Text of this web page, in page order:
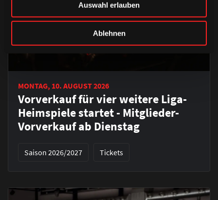
Auswahl erlauben
Ablehnen
MONTAG, 10. AUGUST 2026
Vorverkauf für vier weitere Liga-
Heimspiele startet - Mitglieder-
Vorverkauf ab Dienstag
Saison 2026/2027 Tickets